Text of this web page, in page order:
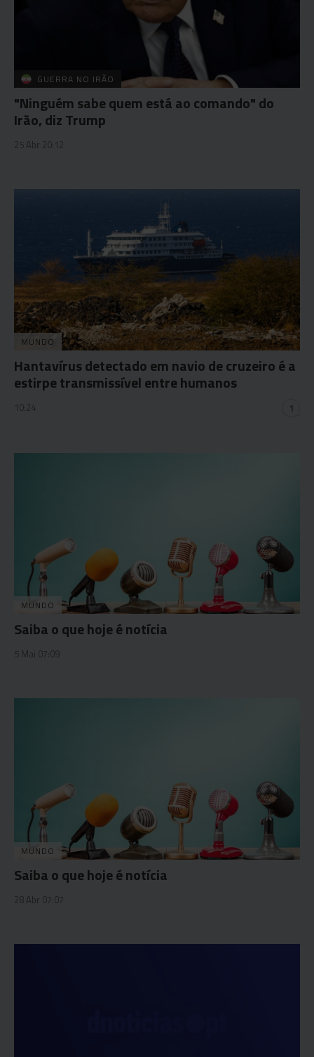
GUERRA NO IRÃO
"Ninguém sabe quem está ao comando" do
Irão, diz Trump
25 Abr 20:12
MUNDO
Hantavírus detectado em navio de cruzeiro é a
estirpe transmissível entre humanos
10:24 1
MUNDO
Saiba o que hoje é notícia
5 Mai 07:09
MUNDO
Saiba o que hoje é notícia
28 Abr 07:07